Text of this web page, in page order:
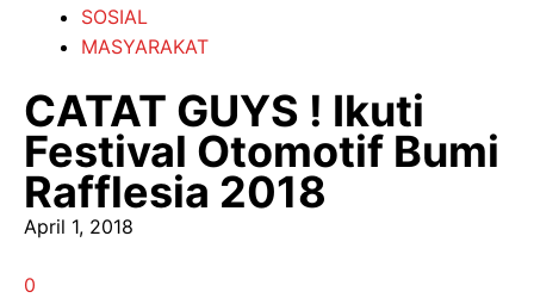
SOSIAL
MASYARAKAT
CATAT GUYS ! Ikuti
Festival Otomotif Bumi
Rafflesia 2018
April 1, 2018
0